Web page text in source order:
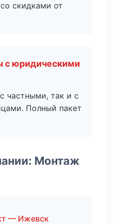
скидками от
с юридическими
частными, так и с
Полный пакет
Монтаж
— Ижевск